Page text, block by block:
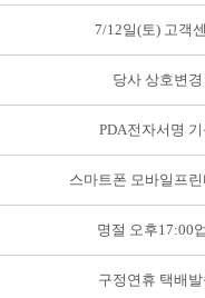
7/12일(토) 고객
당사 상호변
PDA전자서명
스마트폰 모바일프
명절 오후17:00
구정연휴 택배